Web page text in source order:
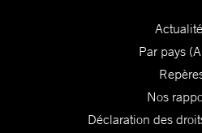
Par pays
Nos
Déclaration des